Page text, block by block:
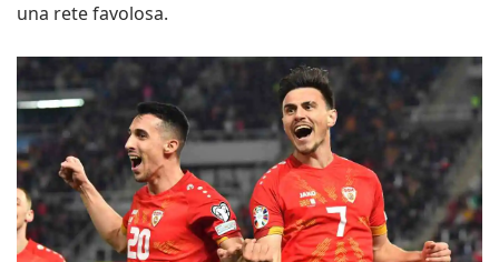
una rete favolosa.